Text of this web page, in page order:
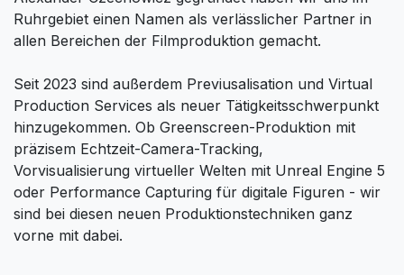
Ruhrgebiet einen Namen als verlässlicher Partner in
allen Bereichen der Filmproduktion gemacht.
Seit 2023 sind außerdem Previusalisation und Virtual
Production Services als neuer Tätigkeitsschwerpunkt
hinzugekommen. Ob Greenscreen-Produktion mit
präzisem Echtzeit-Camera-Tracking,
Vorvisualisierung virtueller Welten mit Unreal Engine 5
oder Performance Capturing für digitale Figuren - wir
sind bei diesen neuen Produktionstechniken ganz
vorne mit dabei.